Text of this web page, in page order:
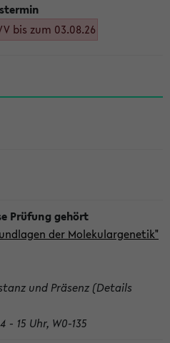
bis zum 03.08.26
der Molekulargenetik"
und Präsenz (Details
- 15 Uhr, W0-135